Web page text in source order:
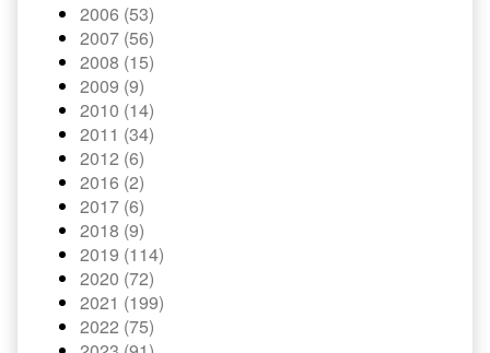
2006 (53)
2007 (56)
2008 (15)
2009 (9)
2010 (14)
2011 (34)
2012 (6)
2016 (2)
2017 (6)
2018 (9)
2019 (114)
2020 (72)
2021 (199)
2022 (75)